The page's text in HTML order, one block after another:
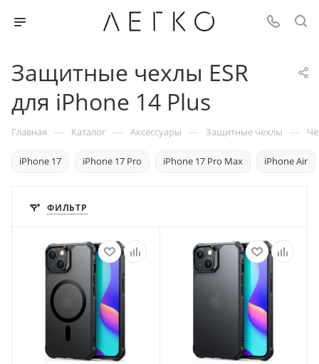
Защитные чехлы ESR
для iPhone 14 Plus
Главная — Каталог — Аксессуары — Защитные чехлы —
iPhone 17 iPhone 17 Pro iPhone 17 Pro Max iPhone Air
ФИЛЬТР